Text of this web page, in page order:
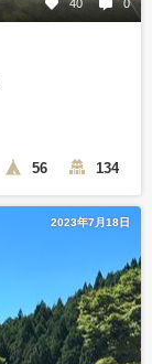
40 0
56 134
2023年7月18日